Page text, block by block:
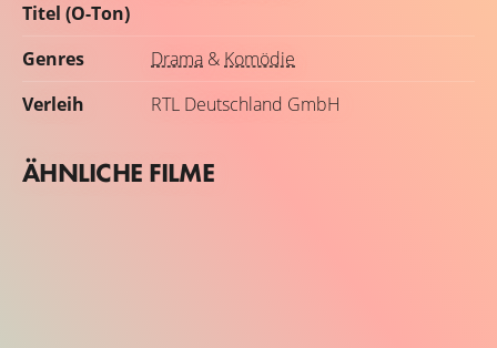
Titel (O-Ton)
Genres Drama & Komödie
Verleih
RTL Deutschland GmbH
ÄHNLICHE FILME